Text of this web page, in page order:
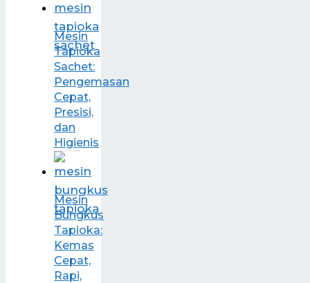
Mesin
Tapioka
Sachet:
Pengemasan
Cepat,
Presisi,
dan
Higienis
Mesin
Bungkus
Tapioka:
Kemas
Cepat,
Rapi,